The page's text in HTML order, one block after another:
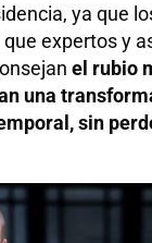
ya que
expertos y
el rubio
una
sin